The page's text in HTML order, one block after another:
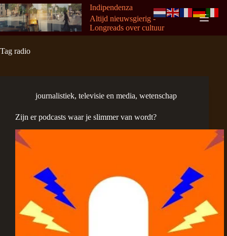
Ga
naar
de
inhoud
Indipendenza
Altijd nieuwsgierig -
Longreads over cultuur
Tag radio
journalistiek, televisie en media, wetenschap
Zijn er podcasts waar je slimmer van wordt?